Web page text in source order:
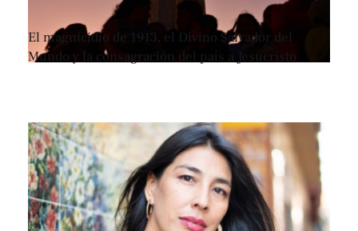
El magnicidio de 1913, el Divino Salvador del
Mundo y la consagración del país a Jesucristo